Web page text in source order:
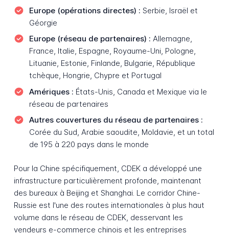
Europe (opérations directes) : Serbie, Israël et
Géorgie
Europe (réseau de partenaires) : Allemagne,
France, Italie, Espagne, Royaume-Uni, Pologne,
Lituanie, Estonie, Finlande, Bulgarie, République
tchèque, Hongrie, Chypre et Portugal
Amériques : États-Unis, Canada et Mexique via le
réseau de partenaires
Autres couvertures du réseau de partenaires :
Corée du Sud, Arabie saoudite, Moldavie, et un total
de 195 à 220 pays dans le monde
Pour la Chine spécifiquement, CDEK a développé une
infrastructure particulièrement profonde, maintenant
des bureaux à Beijing et Shanghai. Le corridor Chine-
Russie est l'une des routes internationales à plus haut
volume dans le réseau de CDEK, desservant les
vendeurs e-commerce chinois et les entreprises